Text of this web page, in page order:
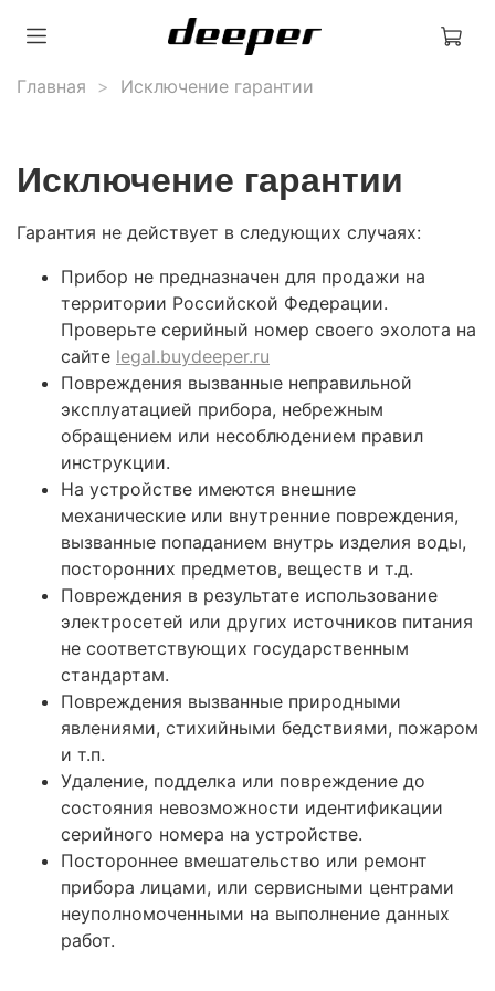
Главная Исключение гарантии
Исключение гарантии
Гарантия не действует в следующих случаях:
Прибор не предназначен для продажи на
территории Российской Федерации.
Проверьте серийный номер своего эхолота на
сайте legal.buydeeper.ru
Повреждения вызванные неправильной
эксплуатацией прибора, небрежным
обращением или несоблюдением правил
инструкции.
На устройстве имеются внешние
механические или внутренние повреждения,
вызванные попаданием внутрь изделия воды,
посторонних предметов, веществ и т.д.
Повреждения в результате использование
электросетей или других источников питания
не соответствующих государственным
стандартам.
Повреждения вызванные природными
явлениями, стихийными бедствиями, пожаром
и т.п.
Удаление, подделка или повреждение до
состояния невозможности идентификации
серийного номера на устройстве.
Постороннее вмешательство или ремонт
прибора лицами, или сервисными центрами
неуполномоченными на выполнение данных
работ.